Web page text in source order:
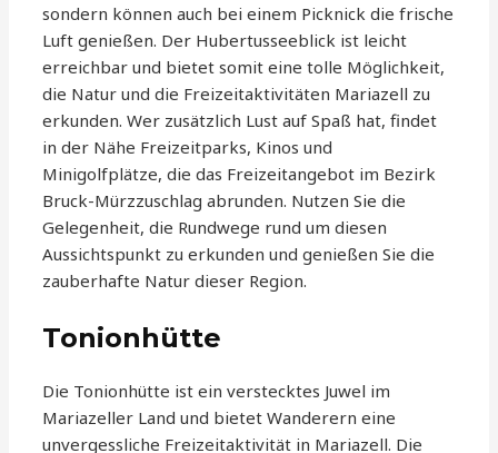
sondern können auch bei einem Picknick die frische
Luft genießen. Der Hubertusseeblick ist leicht
erreichbar und bietet somit eine tolle Möglichkeit,
die Natur und die Freizeitaktivitäten Mariazell zu
erkunden. Wer zusätzlich Lust auf Spaß hat, findet
in der Nähe Freizeitparks, Kinos und
Minigolfplätze, die das Freizeitangebot im Bezirk
Bruck-Mürzzuschlag abrunden. Nutzen Sie die
Gelegenheit, die Rundwege rund um diesen
Aussichtspunkt zu erkunden und genießen Sie die
zauberhafte Natur dieser Region.
Tonionhütte
Die Tonionhütte ist ein verstecktes Juwel im
Mariazeller Land und bietet Wanderern eine
unvergessliche Freizeitaktivität in Mariazell. Die